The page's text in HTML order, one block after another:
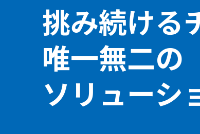
挑み続ける
唯一無二の
ソリューシ